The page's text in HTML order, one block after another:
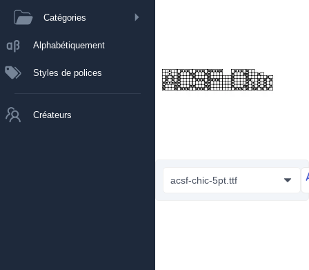
Catégories
Alphabétiquement
Styles de polices
Créateurs
acsf-chic-5pt.ttf